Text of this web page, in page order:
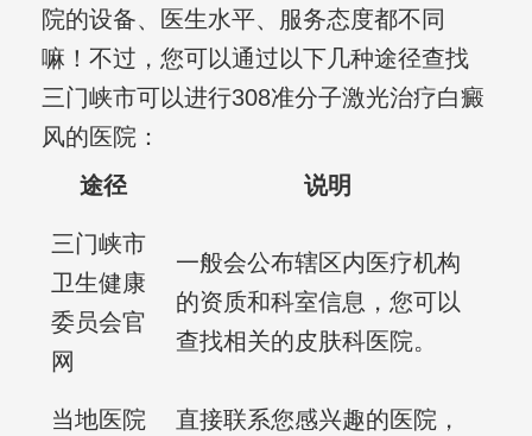
院的设备、医生水平、服务态度都不同
嘛！不过，您可以通过以下几种途径查找
三门峡市可以进行308准分子激光治疗白癜
风的医院：
途径
说明
三门峡市
卫生健康
委员会官
网
一般会公布辖区内医疗机构
的资质和科室信息，您可以
查找相关的皮肤科医院。
当地医院
直接联系您感兴趣的医院，